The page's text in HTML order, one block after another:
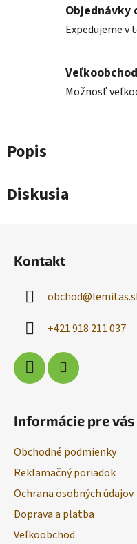
Objednávky
Expedujeme v
Veľkoobchod
Možnosť
Popis
Diskusia
Kontakt
obchod@
+421 918 211 037
Informácie pre vás
Obchodné podmienky
Reklamačný poriadok
Ochrana osobných údajov
Doprava a platba
Veľkoobchod